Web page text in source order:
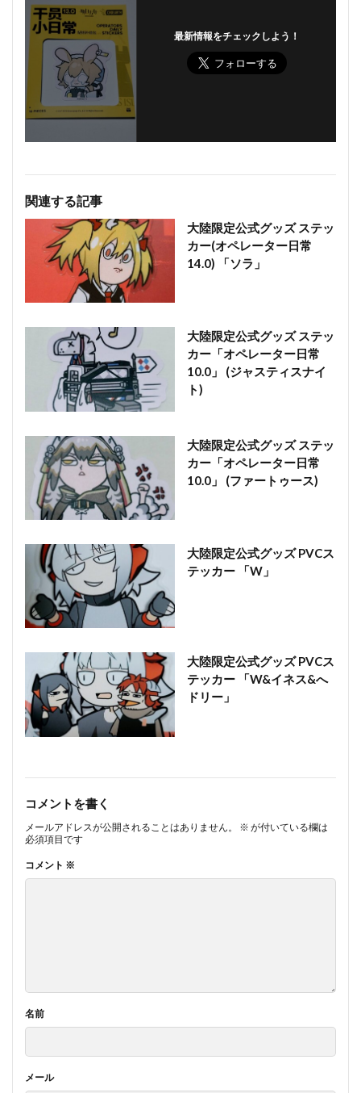
最新情報をチェックしよう！
関連する記事
大陸限定公式グッズ ステッ
カー(オペレーター日常
14.0) 「ソラ」
大陸限定公式グッズ ステッ
カー「オペレーター日常
10.0」 (ジャスティスナイ
ト)
大陸限定公式グッズ ステッ
カー「オペレーター日常
10.0」 (ファートゥース)
大陸限定公式グッズ PVCス
テッカー 「W」
大陸限定公式グッズ PVCス
テッカー 「W&イネス&へ
ドリー」
コメントを書く
メールアドレスが公開されることはありません。 ※ が付いている欄は
必須項目です
コメント ※
名前
メール